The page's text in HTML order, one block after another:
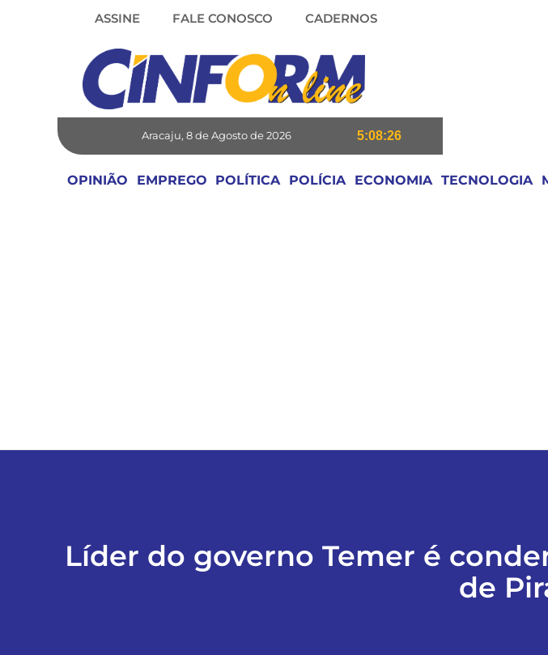
ASSINE FALE CONOSCO CADERNOS
Aracaju, 8 de Agosto de 2026 5:08:26
OPINIÃO EMPREGO POLÍTICA POLÍCIA ECONOMIA TECNOLOGIA
Líder do governo Temer é
de